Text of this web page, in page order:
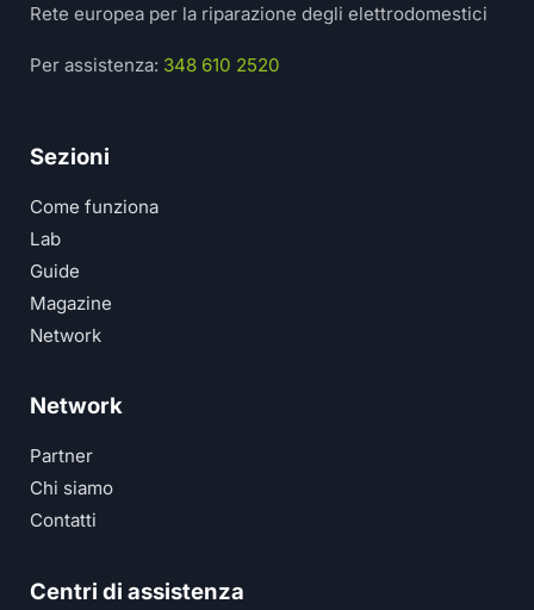
Rete europea per la riparazione degli elettrodomestici
Per assistenza: 348 610 2520
Sezioni
Come funziona
Lab
Guide
Magazine
Network
Network
Partner
Chi siamo
Contatti
Centri di assistenza